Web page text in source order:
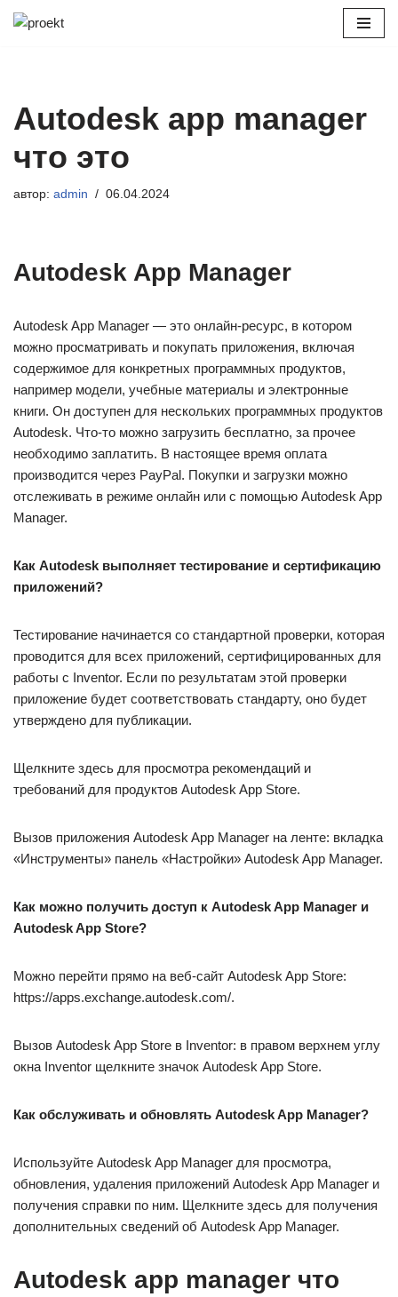
Autodesk app manager
что это
автор: admin 06.04.2024
Autodesk App Manager
Autodesk App Manager — это онлайн-ресурс, в котором
можно просматривать и покупать приложения, включая
содержимое для конкретных программных продуктов,
например модели, учебные материалы и электронные
книги. Он доступен для нескольких программных продуктов
Autodesk. Что-то можно загрузить бесплатно, за прочее
необходимо заплатить. В настоящее время оплата
производится через PayPal. Покупки и загрузки можно
отслеживать в режиме онлайн или с помощью Autodesk App
Manager.
Как Autodesk выполняет тестирование и сертификацию
приложений?
Тестирование начинается со стандартной проверки, которая
проводится для всех приложений, сертифицированных для
работы с Inventor. Если по результатам этой проверки
приложение будет соответствовать стандарту, оно будет
утверждено для публикации.
Щелкните здесь для просмотра рекомендаций и
требований для продуктов Autodesk App Store.
Вызов приложения Autodesk App Manager на ленте: вкладка
«Инструменты» панель «Настройки» Autodesk App Manager.
Как можно получить доступ к Autodesk App Manager и
Autodesk App Store?
Можно перейти прямо на веб-сайт Autodesk App Store:
https://apps.exchange.autodesk.com/.
Вызов Autodesk App Store в Inventor: в правом верхнем углу
окна Inventor щелкните значок Autodesk App Store.
Как обслуживать и обновлять Autodesk App Manager?
Используйте Autodesk App Manager для просмотра,
обновления, удаления приложений Autodesk App Manager и
получения справки по ним. Щелкните здесь для получения
дополнительных сведений об Autodesk App Manager.
Autodesk app manager что